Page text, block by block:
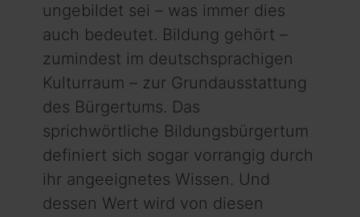
ungebildet sei – was immer dies
auch bedeutet. Bildung gehört –
zumindest im deutschsprachigen
Kulturraum – zur Grundausstattung
des Bürgertums. Das
sprichwörtliche Bildungsbürgertum
definiert sich sogar vorrangig durch
ihr angeeignetes Wissen. Und
dessen Wert wird von diesen